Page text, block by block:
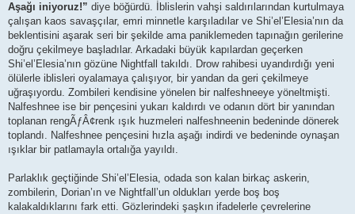
Aşağı iniyoruz!” diye böğürdü. İblislerin vahşi saldırılarından kurtulmaya
çalışan kaos savaşçılar, emri minnetle karşıladılar ve Shi’el’Elesia’nın da
beklentisini aşarak seri bir şekilde ama paniklemeden tapınağın gerilerine
doğru çekilmeye başladılar. Arkadaki büyük kapılardan geçerken
Shi’el’Elesia’nın gözüne Nightfall takıldı. Drow rahibesi uyandırdığı yeni
ölülerle iblisleri oyalamaya çalışıyor, bir yandan da geri çekilmeye
uğraşıyordu. Zombileri kendisine yönelen bir nalfeshneeye yöneltmişti.
Nalfeshnee ise bir pençesini yukarı kaldırdı ve odanın dört bir yanından
toplanan rengÃƒÂ¢renk ışık huzmeleri nalfeshneenin bedeninde dönerek
toplandı. Nalfeshnee pençesini hızla aşağı indirdi ve bedeninde oynaşan
ışıklar bir patlamayla ortalığa yayıldı.
Parlaklık geçtiğinde Shi’el’Elesia, odada son kalan birkaç askerin,
zombilerin, Dorian’ın ve Nightfall’un oldukları yerde boş boş
kalakaldıklarını fark etti. Gözlerindeki şaşkın ifadelerle çevrelerine